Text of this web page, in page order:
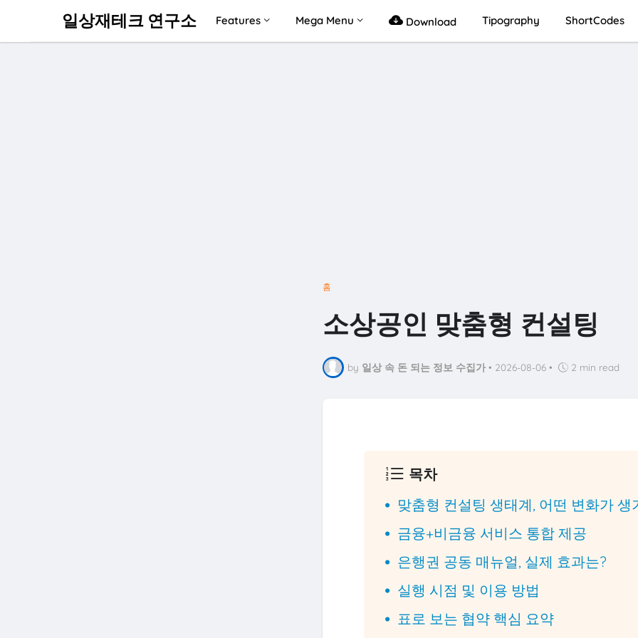
일상재테크 연구소 Features Mega Menu Download Tipography ShortCodes
홈
소상공인 맞춤형 컨설팅
by 일상 속 돈 되는 정보 수집가 • 2026-08-06 • 2 min read
목차
맞춤형 컨설팅 생태계, 어떤 변화가 생
금융+비금융 서비스 통합 제공
은행권 공동 매뉴얼, 실제 효과는?
실행 시점 및 이용 방법
표로 보는 협약 핵심 요약